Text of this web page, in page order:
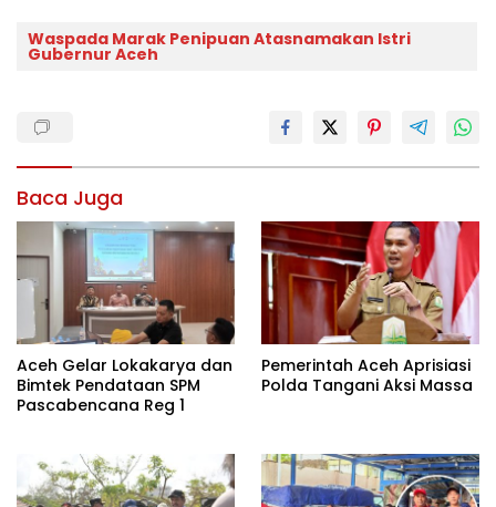
Waspada Marak Penipuan Atasnamakan Istri
Gubernur Aceh
Baca Juga
Aceh Gelar Lokakarya dan
Bimtek Pendataan SPM
Pascabencana Reg 1
Pemerintah Aceh Aprisiasi
Polda Tangani Aksi Massa